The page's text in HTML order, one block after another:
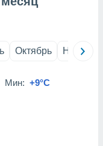
Октябрь Ноябрь
Мин: +9°C